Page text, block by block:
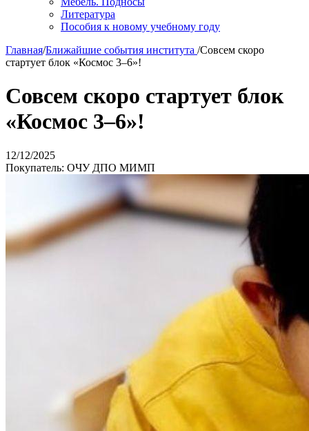
Литература
Пособия к новому учебному году
Главная/Ближайшие события института /Совсем скоро
стартует блок «Космос 3–6»!
Совсем скоро стартует блок
«Космос 3–6»!
12/12/2025
Покупатель: ОЧУ ДПО МИМП